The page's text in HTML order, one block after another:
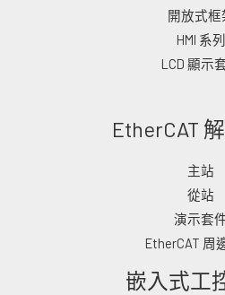
開放式框
HMI 系列
LCD 顯示
EtherCAT
主站
從站
演示套
EtherCAT 周
嵌入式工